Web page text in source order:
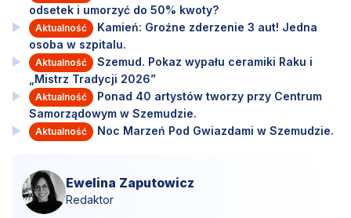
odsetek i umorzyć do 50% kwoty?
Aktualność
Kamień: Groźne zderzenie 3 aut! Jedna
osoba w szpitalu.
Aktualność
Szemud. Pokaz wypału ceramiki Raku i
„Mistrz Tradycji 2026”
Aktualność
Ponad 40 artystów tworzy przy Centrum
Samorządowym w Szemudzie.
Aktualność Noc Marzeń Pod Gwiazdami w Szemudzie.
Ewelina Zaputowicz
Redaktor